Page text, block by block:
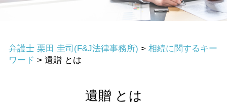
弁護士 栗田 圭司(F&J法律事務所) > 相続に関するキー
ワード > 遺贈 とは
遺贈 とは